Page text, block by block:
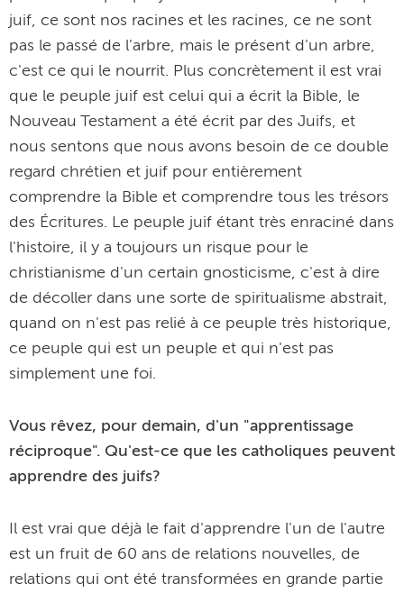
juif, ce sont nos racines et les racines, ce ne sont
pas le passé de l'arbre, mais le présent d'un arbre,
c'est ce qui le nourrit. Plus concrètement il est vrai
que le peuple juif est celui qui a écrit la Bible, le
Nouveau Testament a été écrit par des Juifs, et
nous sentons que nous avons besoin de ce double
regard chrétien et juif pour entièrement
comprendre la Bible et comprendre tous les trésors
des Écritures. Le peuple juif étant très enraciné dans
l'histoire, il y a toujours un risque pour le
christianisme d'un certain gnosticisme, c'est à dire
de décoller dans une sorte de spiritualisme abstrait,
quand on n'est pas relié à ce peuple très historique,
ce peuple qui est un peuple et qui n'est pas
simplement une foi.
Vous rêvez, pour demain, d'un "apprentissage
réciproque". Qu'est-ce que les catholiques peuvent
apprendre des juifs?
Il est vrai que déjà le fait d'apprendre l'un de l'autre
est un fruit de 60 ans de relations nouvelles, de
relations qui ont été transformées en grande partie